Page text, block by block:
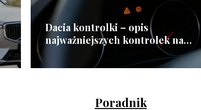
Dacia kontrolki – opis
najważniejszych kontrolek na
Poradnik